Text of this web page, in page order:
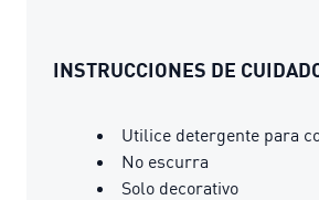
INSTRUCCIONES DE
Utilice detergente para
No escurra
Solo decorativo